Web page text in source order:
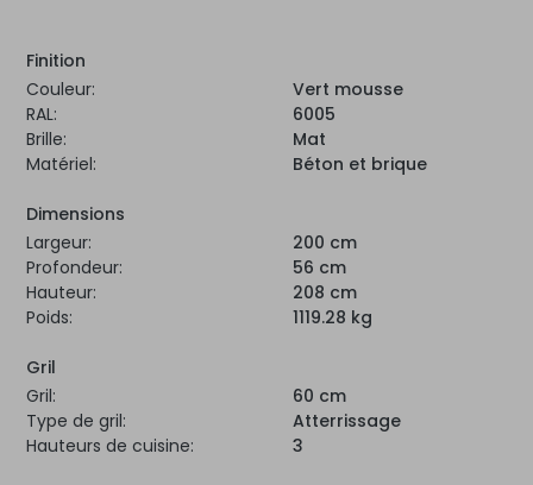
Finition
Couleur:
Vert mousse
RAL:
6005
Brille:
Mat
Matériel:
Béton et brique
Dimensions
Largeur:
200 cm
Profondeur:
56 cm
Hauteur:
208 cm
Poids:
1119.28 kg
Gril
Gril:
60 cm
Type de gril:
Atterrissage
Hauteurs de cuisine:
3